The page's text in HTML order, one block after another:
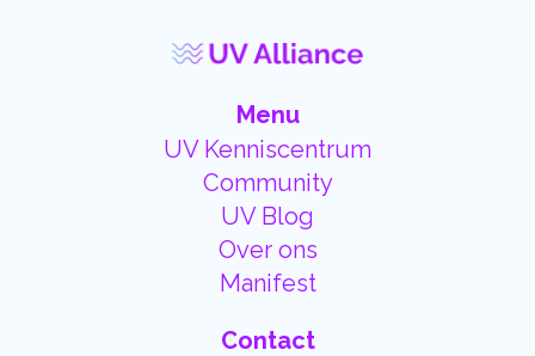
Menu
UV Kenniscentrum
Community
UV Blog
Over ons
Manifest
Contact